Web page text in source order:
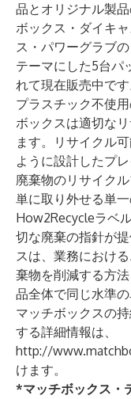
品とオリジナル製
ボックス・ダイキ
ス・パワーグラブ
テーマにした5台パ
れて現在販売中です
プラスチック不使
ボックスは適切な
ます。リサイクル
ように設計したプ
廃棄物のリサイク
単に取り外せる単
How2Recycleラベ
切な廃棄の指針が
スは、業務におけ
棄物を削減する方
品全体で同じ水準
マッチボックスの
する詳細情報は、
http://
けます。
*マッチボックス・